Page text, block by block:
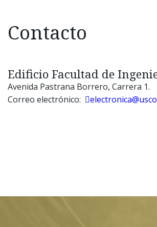
Contacto
Edificio Facultad de
Avenida Pastrana Borrero, Carrera 1.
Correo electrónico: